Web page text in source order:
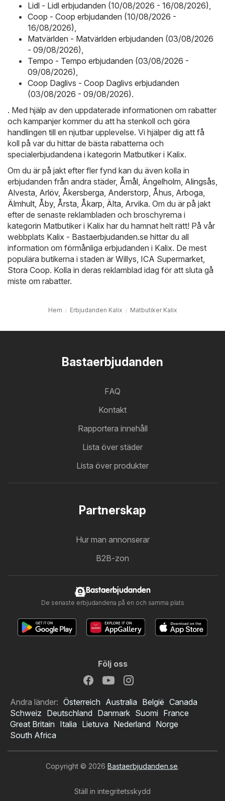
Lidl - Lidl erbjudanden (10/08/2026 - 16/08/2026),
Coop - Coop erbjudanden (10/08/2026 -
16/08/2026),
Matvärlden - Matvärlden erbjudanden (03/08/2026
- 09/08/2026),
Tempo - Tempo erbjudanden (03/08/2026 -
09/08/2026),
Coop Daglivs - Coop Daglivs erbjudanden
(03/08/2026 - 09/08/2026).
. Med hjälp av den uppdaterade informationen om rabatter
och kampanjer kommer du att ha stenkoll och göra
handlingen till en njutbar upplevelse. Vi hjälper dig att få
koll på var du hittar de bästa rabatterna och
specialerbjudandena i kategorin Matbutiker i Kalix.
Om du är på jakt efter fler fynd kan du även kolla in
erbjudanden från andra städer, Åmål, Ängelholm, Alingsås,
Alvesta, Arlöv, Åkersberga, Anderstorp, Åhus, Arboga,
Älmhult, Åby, Årsta, Åkarp, Älta, Arvika. Om du är på jakt
efter de senaste reklambladen och broschyrerna i
kategorin Matbutiker i Kalix har du hamnat helt rätt! På vår
webbplats Kalix - Bastaerbjudanden.se hittar du all
information om förmånliga erbjudanden i Kalix. De mest
populära butikerna i staden är Willys, ICA Supermarket,
Stora Coop. Kolla in deras reklamblad idag för att sluta gå
miste om rabatter.
Hem Erbjudanden Kalix Matbutiker Kalix
Bastaerbjudanden
FAQ
Kontakt
Rapportera innehåll
Lista över städer
Lista över produkter
Partnerskap
Hur man annonserar
B2B-zon
Bastaerbjudanden
De senaste erbjudandena på en och samma plats
Följ oss
Andra länder: Österreich Australia België Canada
Schweiz Deutschland Danmark Suomi France
Great Britain Italia Lietuva Nederland Norge
South Africa
Copyright © 2026 Bastaerbjudanden.se.
Ställ in integritetsskydd